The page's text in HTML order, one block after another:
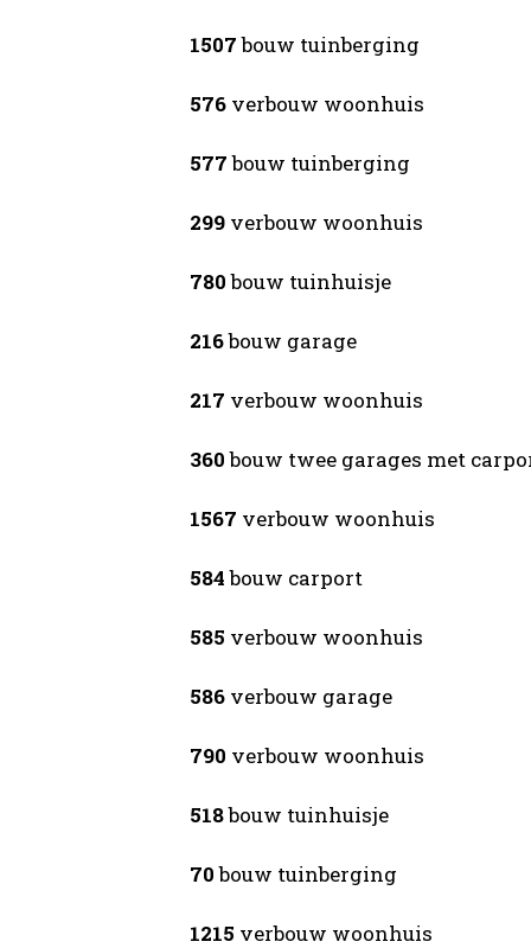
1507bouw tuinberging
576 verbouw woonhuis
577bouw tuinberging
299 verbouw woonhuis
780bouw tuinhuisje
216bouw garage
217 verbouw woonhuis
360bouw twee garages met
1567 verbouw woonhuis
584bouw carport
585 verbouw woonhuis
586 verbouw garage
790 verbouw woonhuis
518bouw tuinhuisje
70bouw tuinberging
1215 verbouw woonhuis